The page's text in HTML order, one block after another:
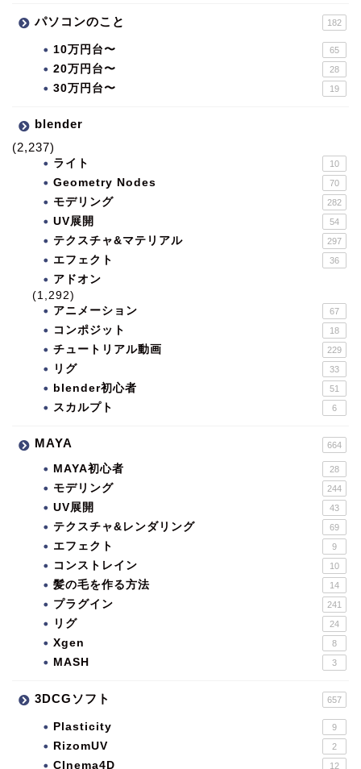
パソコンのこと 182
10万円台〜 65
20万円台〜 28
30万円台〜 19
blender
(2,237)
ライト 10
Geometry Nodes 70
モデリング 282
UV展開 54
テクスチャ&マテリアル 297
エフェクト 36
アドオン
(1,292)
アニメーション
67
コンポジット 18
チュートリアル動画 229
リグ 33
blender初心者 51
スカルプト 6
MAYA 664
MAYA初心者 28
モデリング 244
UV展開 43
テクスチャ&レンダリング 69
エフェクト 9
コンストレイン 10
髪の毛を作る方法 14
プラグイン 241
リグ 24
Xgen 8
MASH 3
3DCGソフト 657
Plasticity 9
RizomUV 2
CInema4D 12